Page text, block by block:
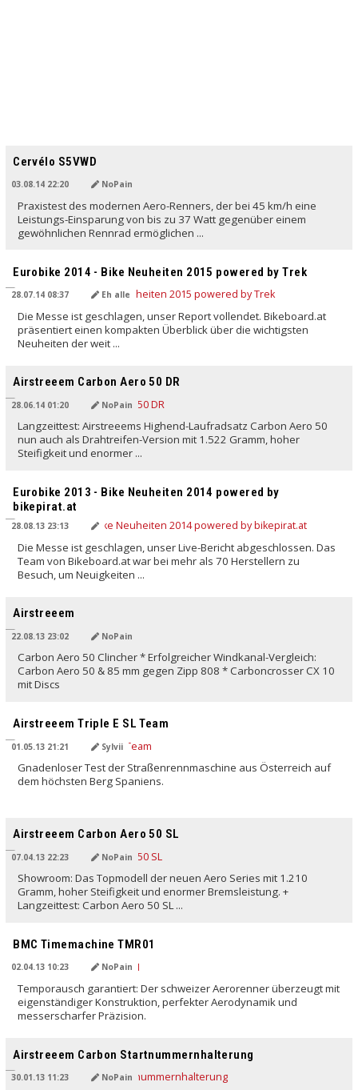
Cervélo S5VWD
03.08.14 22:20 NoPain
Praxistest des modernen Aero-Renners, der bei 45 km/h eine
Leistungs-Einsparung von bis zu 37 Watt gegenüber einem
gewöhnlichen Rennrad ermöglichen ...
Eurobike 2014 - Bike Neuheiten 2015 powered by Trek
28.07.14 08:37 Eh alle
Die Messe ist geschlagen, unser Report vollendet. Bikeboard.at
präsentiert einen kompakten Überblick über die wichtigsten
Neuheiten der weit ...
Airstreeem Carbon Aero 50 DR
28.06.14 01:20 NoPain
Langzeittest: Airstreeems Highend-Laufradsatz Carbon Aero 50
nun auch als Drahtreifen-Version mit 1.522 Gramm, hoher
Steifigkeit und enormer ...
Eurobike 2013 - Bike Neuheiten 2014 powered by
bikepirat.at
28.08.13 23:13
Die Messe ist geschlagen, unser Live-Bericht abgeschlossen. Das
Team von Bikeboard.at war bei mehr als 70 Herstellern zu
Besuch, um Neuigkeiten ...
Airstreeem
22.08.13 23:02 NoPain
Carbon Aero 50 Clincher * Erfolgreicher Windkanal-Vergleich:
Carbon Aero 50 & 85 mm gegen Zipp 808 * Carboncrosser CX 10
mit Discs
Airstreeem Triple E SL Team
01.05.13 21:21 Sylvii
Gnadenloser Test der Straßenrennmaschine aus Österreich auf
dem höchsten Berg Spaniens.
Airstreeem Carbon Aero 50 SL
07.04.13 22:23 NoPain
Showroom: Das Topmodell der neuen Aero Series mit 1.210
Gramm, hoher Steifigkeit und enormer Bremsleistung. +
Langzeittest: Carbon Aero 50 SL ...
BMC Timemachine TMR01
02.04.13 10:23 NoPain
Temporausch garantiert: Der schweizer Aerorenner überzeugt mit
eigenständiger Konstruktion, perfekter Aerodynamik und
messerscharfer Präzision.
Airstreeem Carbon Startnummernhalterung
30.01.13 11:23 NoPain